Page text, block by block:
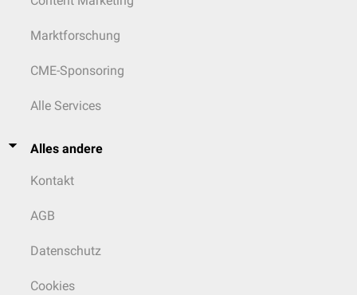
Marktforschung
CME-Sponsoring
Alle Services
Alles andere
Kontakt
AGB
Datenschutz
Cookies